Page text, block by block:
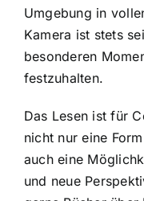
Umgebung in
Kamera ist stets
besonderen
festzuhalten.
Das Lesen ist für
nicht nur eine
auch eine
und neue